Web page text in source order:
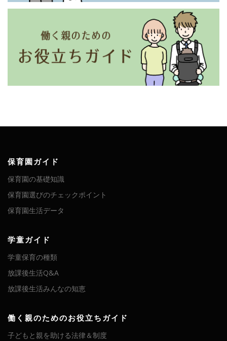
保育園ガイド
保育園の基礎知識
保育園選びのチェックポイント
保育園生活データ
学童ガイド
学童保育の種類
放課後生活Q&A
放課後生活みんなの知恵
働く親のためのお役立ちガイド
子どもと親を助ける法律＆制度